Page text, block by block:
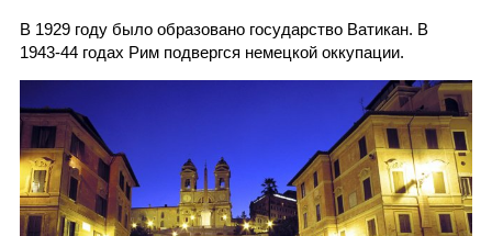
В 1929 году было образовано государство Ватикан. В
1943-44 годах Рим подвергся немецкой оккупации.